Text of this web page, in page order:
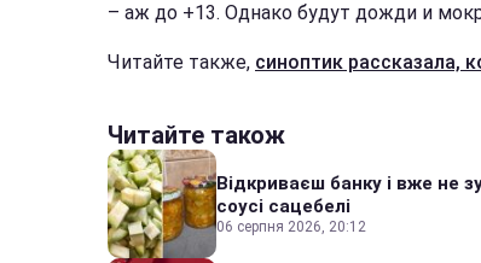
– аж до +13. Однако будут дожди и
Читайте также, синоптик рассказала,
Читайте також
Відкриваєш банку і вже не
соусі сацебелі
06 серпня 2026, 20:12